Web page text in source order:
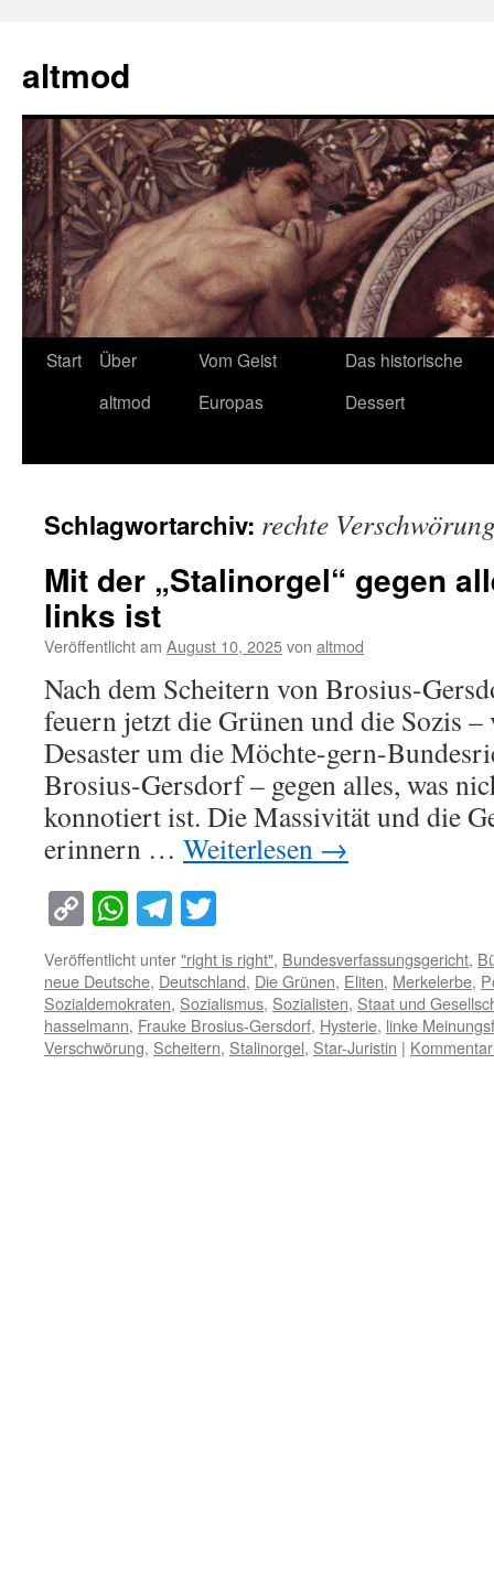
springen
altmod
Start
Über
altmod
Vom Geist
Europas
Das historische
Dessert
Schlagwortarchiv: rechte
Mit der „Stalinorgel“ gegen
links ist
Veröffentlicht am August 10, 2025von altmod
Nach dem Scheitern von Brosius-
feuern jetzt die Grünen und die Sozis –
Desaster um die Möchte-gern-
Brosius-Gersdorf – gegen alles, was
konnotiert ist. Die Massivität und die
erinnern … Weiterlesen →
Copy
Link
WhatsApp
Telegram
Veröffentlicht unter"right is right", Bundesverfassungsgericht,
neue Deutsche, Deutschland, Die Grünen, Eliten, Merkelerbe,
Sozialdemokraten, Sozialismus, Sozialisten, Staat und
hasselmann, Frauke Brosius-Gersdorf, Hysterie, linke
Verschwörung, Scheitern, Stalinorgel, Star-Juristin |